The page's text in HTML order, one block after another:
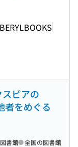
BERYLBOOKS
ピアの
者をめぐる
書館 全国の図書館